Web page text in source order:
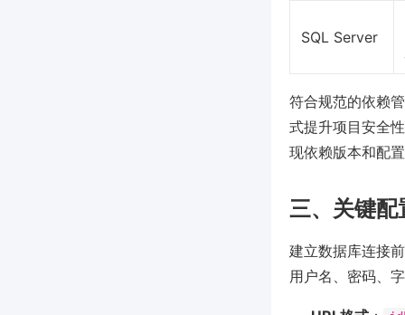
SQL Server
符合规范的依赖
式提升项目安全
现依赖版本和配
三、关键配
建立数据库连接
用户名、密码、